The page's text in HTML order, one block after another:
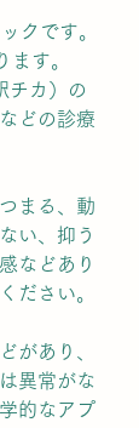
クです。
ます。
チカ）の
どの診療
まる、動
い、抑う
などあり
ださい。
があり、
異常がな
的なアプ